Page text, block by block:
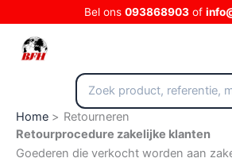
naar
Bel ons 093868903 of
Zoeken
naar:
Home
Retourneren
Retourprocedure zakelijke klanten
Goederen die verkocht worden aan